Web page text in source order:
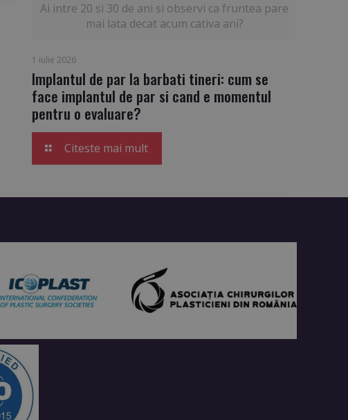
Ai intre 20 si 30 de ani si observi ca fruntea pare
mai lata decat acum cativa ani?
1 iulie 2026
Implantul de par la barbati tineri: cum se
face implantul de par si cand e momentul
pentru o evaluare?
Citeste mai mult